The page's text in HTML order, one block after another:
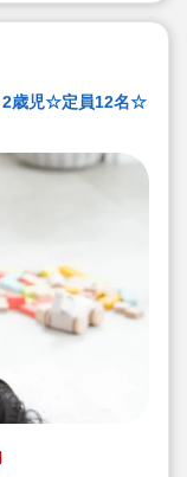
歳児☆定員12名☆